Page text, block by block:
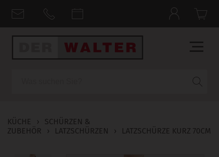
KÜCHE ›
SCHÜRZEN &
ZUBEHÖR
› LATZSCHÜRZEN › LATZSCHÜRZE KURZ 70CM